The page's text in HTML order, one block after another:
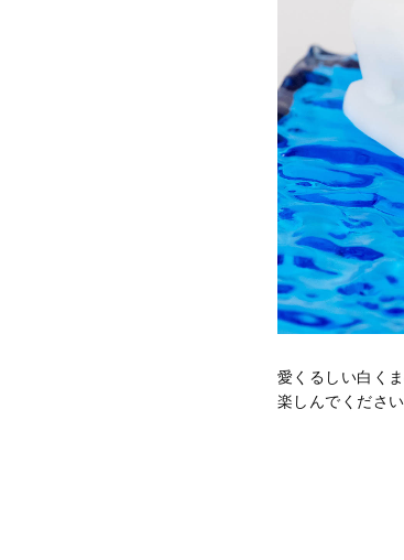
愛くるしい白く
楽しんでください